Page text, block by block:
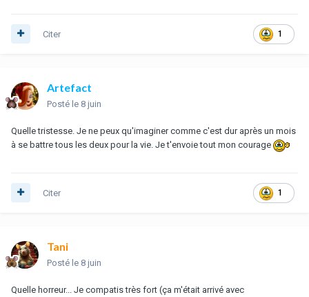
1
Citer
Artefact
Posté le 8 juin
Quelle tristesse. Je ne peux qu'imaginer comme c'est dur après un mois
à se battre tous les deux pour la vie. Je t'envoie tout mon courage
1
Citer
Tani
Posté le 8 juin
Quelle horreur... Je compatis très fort (ça m'était arrivé avec